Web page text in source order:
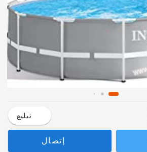
تبليع
إتصال